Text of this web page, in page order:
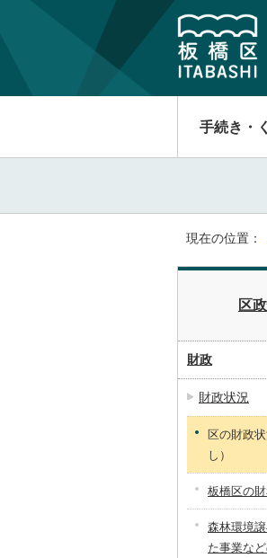
手続き・
現在の位置：
区
財政
財政状況
区の財政
し）
板橋区の
森林環境
た事業な